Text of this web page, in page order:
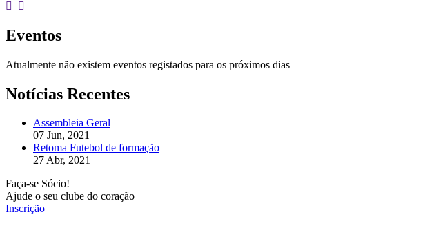
Eventos
Atualmente não existem eventos registados para os próximos dias
Notícias Recentes
Assembleia Geral
07 Jun, 2021
Retoma Futebol de formação
27 Abr, 2021
Faça-se Sócio!
Ajude o seu clube do coração
Inscrição